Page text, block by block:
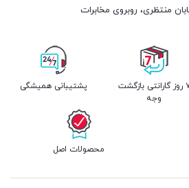
منتظری، روبروی مخابرات
۷ روز گارانتی بازگشت
وجه
پشتیبانی همیشگی
محصولات اصل